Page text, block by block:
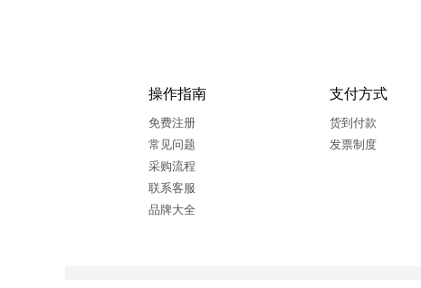
操作指南
免费注册
常见问题
采购流程
联系客服
品牌大全
支付方式
货到付款
发票制度